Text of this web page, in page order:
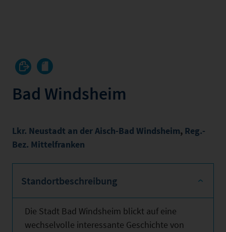
Bad Windsheim
Lkr. Neustadt an der Aisch-Bad Windsheim, Reg.-
Bez. Mittelfranken
Standortbeschreibung
Die Stadt Bad Windsheim blickt auf eine
wechselvolle interessante Geschichte von